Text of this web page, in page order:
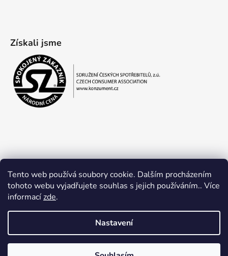
Tento web používá soubory cookie. Dalším procházením
tohoto webu vyjadřujete souhlas s jejich používáním.. Více
informacízde.
Nastavení
Získali jsme
Obchodní podmínky Ochrana osobních údajů